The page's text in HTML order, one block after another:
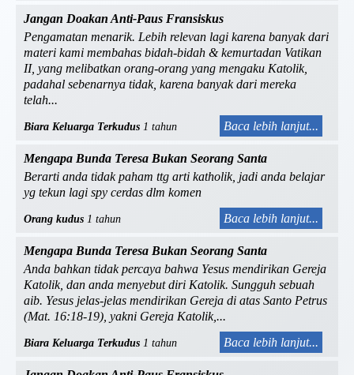
Jangan Doakan Anti-Paus Fransiskus
Pengamatan menarik. Lebih relevan lagi karena banyak dari
materi kami membahas bidah-bidah & kemurtadan Vatikan
II, yang melibatkan orang-orang yang mengaku Katolik,
padahal sebenarnya tidak, karena banyak dari mereka
telah...
Biara Keluarga Terkudus 1 tahun Baca lebih lanjut...
Mengapa Bunda Teresa Bukan Seorang Santa
Berarti anda tidak paham ttg arti katholik, jadi anda belajar
yg tekun lagi spy cerdas dlm komen
Orang kudus 1 tahun Baca lebih lanjut...
Mengapa Bunda Teresa Bukan Seorang Santa
Anda bahkan tidak percaya bahwa Yesus mendirikan Gereja
Katolik, dan anda menyebut diri Katolik. Sungguh sebuah
aib. Yesus jelas-jelas mendirikan Gereja di atas Santo Petrus
(Mat. 16:18-19), yakni Gereja Katolik,...
Biara Keluarga Terkudus 1 tahun Baca lebih lanjut...